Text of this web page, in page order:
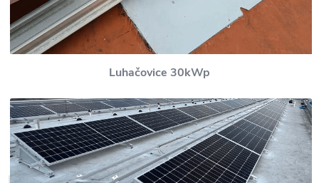
Luhačovice 30kWp